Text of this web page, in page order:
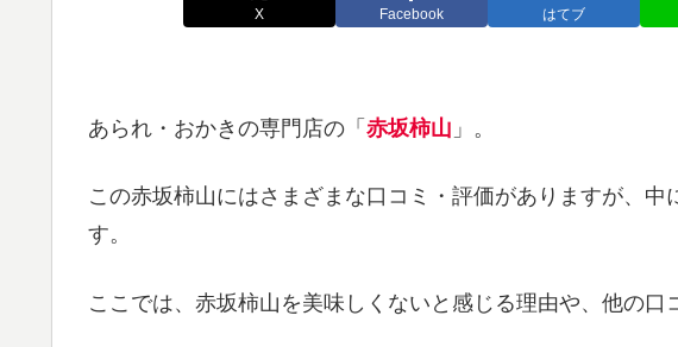
X Facebook はてブ
あられ・おかきの専門店の「 赤坂柿山 」。
この赤坂柿山にはさまざまな口コミ・評価がありますが、中
す。
ここでは、赤坂柿山を美味しくないと感じる理由や、他の口